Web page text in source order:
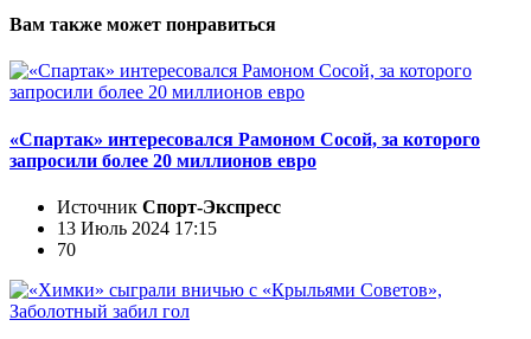
Вам также может понравиться
«Спартак» интересовался Рамоном Сосой, за которого
запросили более 20 миллионов евро
Источник Спорт-Экспресс
13 Июль 2024 17:15
70